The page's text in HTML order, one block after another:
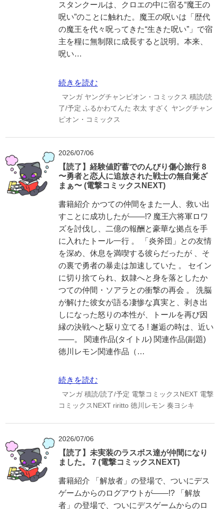
スタンクールは、クロエの中に宿る“魔王の
呪い”のことに触れた。魔王の呪いは「歴代
の魔王を代々呪ってきた“生きた呪い”」で宿
主を糧に無制限に成長すると説明。本来、
呪い…
続きを読む
マンガ ヤングチャンピオン・コミックス 積読/読
了/予定 ふるかわてんた 衣太 すざく
ヤングチャン
ピオン・コミックス
2026/07/06
【読了】経験値貯蓄でのんびり傷心旅行 8
〜勇者と恋人に追放された戦士の無自覚ざ
まぁ〜 (電撃コミックスNEXT)
書籍紹介 かつての仲間をまた一人、救い出
すことに成功したが――!? 魔王六将軍ロワ
ズを討伐し、二億の報酬と豪華な拠点を手
に入れたトール一行 。 「炎斧団」との友情
を深め、休息を満喫する彼らだったが 、そ
の裏で勇者の暴走は加速していた 。 セイン
に切り捨てられ、奴隷へと身を落としたか
つての仲間・ソアラとの衝撃の再会 。 洗脳
が解けた彼女が語る凄惨な真実と、剥き出
しになった怒りの本性が、トールを再び因
縁の決戦へと駆り立てる ! 邂逅の時は、近い
――。 関連作品(タイトル) 関連作品(副題)
徳川レモン関連作品（…
続きを読む
マンガ 積読/読了/予定 電撃コミックスNEXT 電撃
コミックスNEXT riritto 徳川レモン 奏ヨシキ
2026/07/06
【読了】未実装のラスボス達が仲間になり
ました。 7 (電撃コミックスNEXT)
書籍紹介 「解放者」の登場で、ついにデス
ゲームからのログアウトが――!? 「解放
者」の登場で、ついにデスゲームからのロ